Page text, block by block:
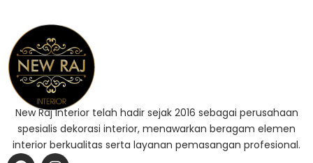
New Raj Interior telah hadir sejak 2016 sebagai perusahaan
spesialis dekorasi interior, menawarkan beragam elemen
interior berkualitas serta layanan pemasangan profesional.
F
I